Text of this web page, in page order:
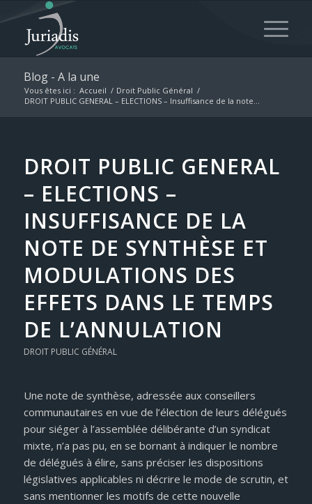
Blog - A la une
Vous êtes ici : Accueil / Droit Public Général /
DROIT PUBLIC GENERAL – ELECTIONS – Insuffisance de la note...
DROIT PUBLIC GENERAL
– ELECTIONS –
INSUFFISANCE DE LA
NOTE DE SYNTHÈSE ET
MODULATIONS DES
EFFETS DANS LE TEMPS
DE L’ANNULATION
DROIT PUBLIC GÉNÉRAL
Une note de synthèse, adressée aux conseillers
communautaires en vue de l’élection de leurs délégués
pour siéger à l’assemblée délibérante d’un syndicat
mixte, n’a pas pu, en se bornant à indiquer le nombre
de délégués à élire, sans préciser les dispositions
législatives applicables ni décrire le mode de scrutin, et
sans mentionner les motifs de cette nouvelle